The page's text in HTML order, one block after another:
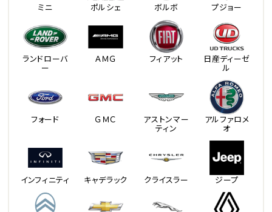
ミニ ポルシェ ボルボ プジョー
ランドローバ
ー
ＡＭＧ フィアット 日産ディーゼ
ル
フォード ＧＭＣ アストンマー
ティン
アルファロメ
オ
インフィニティ キャデラック クライスラー ジープ